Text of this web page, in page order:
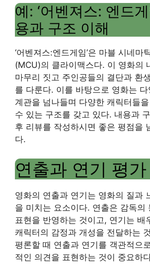
예: ‘어벤져스: 엔드게
용과 구조 이해
‘어벤져스:엔드게임’은 마블 시네마
(MCU)의 클라이맥스다. 이 영화의
마무리 짓고 주인공들의 결단과 환
를 다룬다. 이를 바탕으로 영화는 다
계관을 넘나들며 다양한 캐릭터들
수 있는 구조를 갖고 있다. 내용과
후 리뷰를 작성하시면 좋은 평점을
다.
연출과 연기 평가
영화의 연출과 연기는 영화의 질과
을 미치는 요소이다. 연출은 감독의
표현을 반영하는 것이고, 연기는 배
캐릭터의 감정과 개성을 전달하는
평론할 때 연출과 연기를 객관적으
적인 의견을 표현하는 것이 중요하